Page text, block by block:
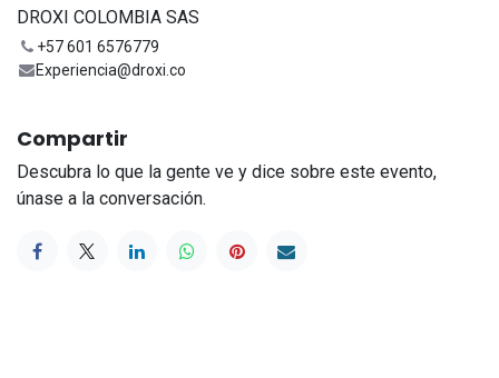
DROXI COLOMBIA SAS
+57 601 6576779
Experiencia@droxi.co
Compartir
Descubra lo que la gente ve y dice sobre este evento,
únase a la conversación.